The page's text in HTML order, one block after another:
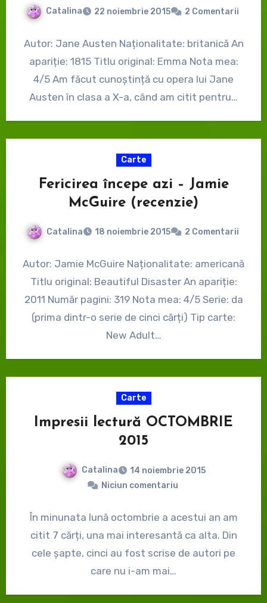
Catalina 22 noiembrie 2015 2 Comentarii
Autor: Jane Austen Naționalitate: britanică An
apariție: 1815 Titlu original: Emma Nota mea:
4/5 Am făcut cunoștință cu opera lui Jane
Austen în clasa a X-a, când am citit pentru…
Carte
Fericirea începe azi – Jamie
McGuire (recenzie)
Catalina 18 noiembrie 2015 2 Comentarii
Autor: Jamie McGuire Naționalitate: americană
Titlu original: Beautiful Disaster An apariție:
2011 Număr pagini: 319 Nota mea: 4/5 Serie: da
(prima dintr-o serie de cinci cărți) Tip carte:
New Adult…
Carte
Impresii lectură OCTOMBRIE
2015
Catalina
14 noiembrie 2015
Niciun comentariu
În minunata lună octombrie a acestui an am
citit 7 cărți, una mai interesantă ca alta. Din
cele șapte, cinci au fost scrise de autori pe
care nu i-am mai…